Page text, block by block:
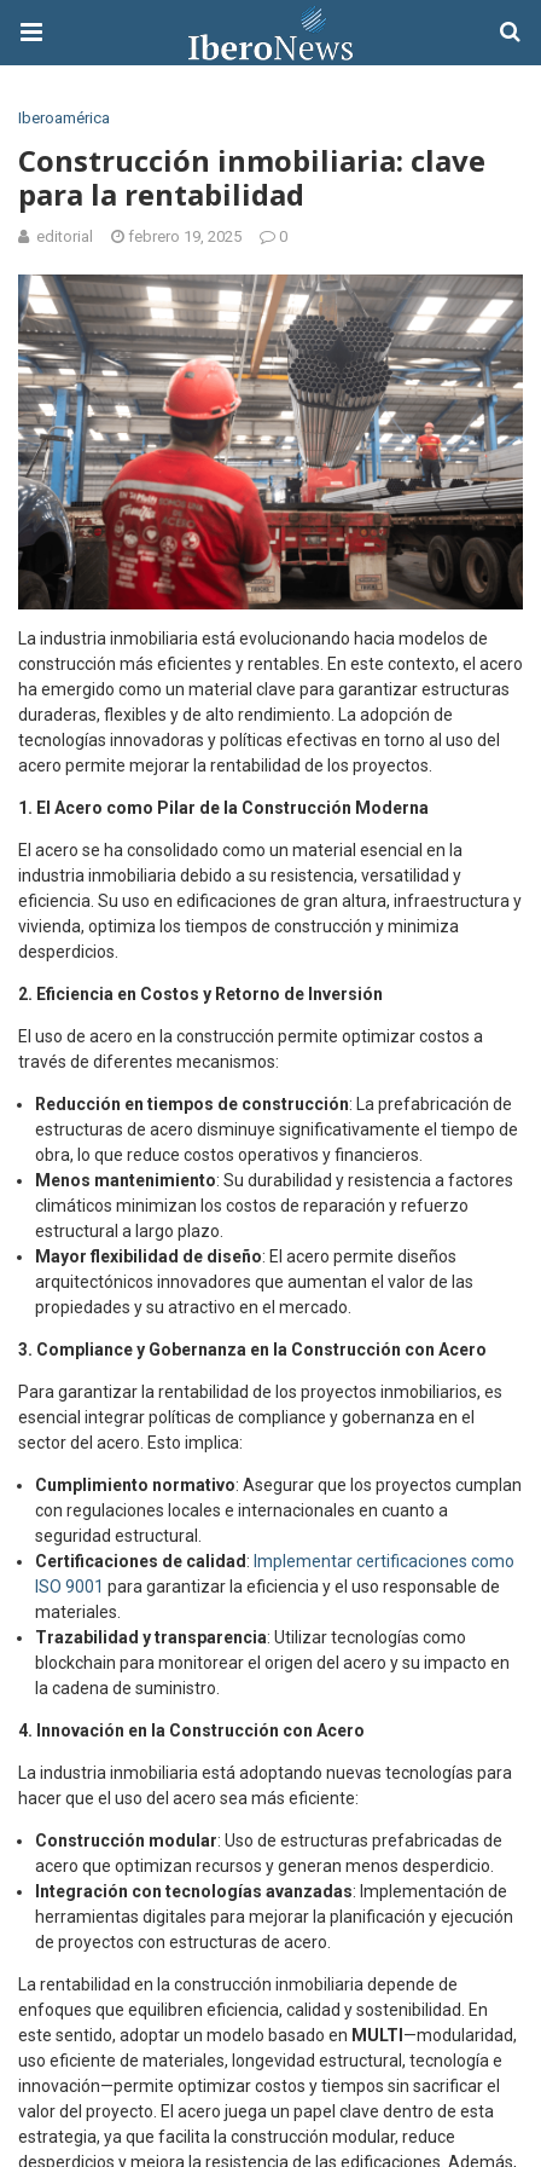
Iberoamérica
Construcción inmobiliaria: clave
para la rentabilidad
editorial febrero 19, 2025 0
La industria inmobiliaria está evolucionando hacia modelos de
construcción más eficientes y rentables. En este contexto, el acero
ha emergido como un material clave para garantizar estructuras
duraderas, flexibles y de alto rendimiento. La adopción de
tecnologías innovadoras y políticas efectivas en torno al uso del
acero permite mejorar la rentabilidad de los proyectos.
1. El Acero como Pilar de la Construcción Moderna
El acero se ha consolidado como un material esencial en la
industria inmobiliaria debido a su resistencia, versatilidad y
eficiencia. Su uso en edificaciones de gran altura, infraestructura y
vivienda, optimiza los tiempos de construcción y minimiza
desperdicios.
2. Eficiencia en Costos y Retorno de Inversión
El uso de acero en la construcción permite optimizar costos a
través de diferentes mecanismos:
Reducción en tiempos de construcción: La prefabricación de
estructuras de acero disminuye significativamente el tiempo de
obra, lo que reduce costos operativos y financieros.
Menos mantenimiento: Su durabilidad y resistencia a factores
climáticos minimizan los costos de reparación y refuerzo
estructural a largo plazo.
Mayor flexibilidad de diseño: El acero permite diseños
arquitectónicos innovadores que aumentan el valor de las
propiedades y su atractivo en el mercado.
3. Compliance y Gobernanza en la Construcción con Acero
Para garantizar la rentabilidad de los proyectos inmobiliarios, es
esencial integrar políticas de compliance y gobernanza en el
sector del acero. Esto implica:
Cumplimiento normativo: Asegurar que los proyectos cumplan
con regulaciones locales e internacionales en cuanto a
seguridad estructural.
Certificaciones de calidad : Implementar certificaciones como
ISO 9001 para garantizar la eficiencia y el uso responsable de
materiales.
Trazabilidad y transparencia: Utilizar tecnologías como
blockchain para monitorear el origen del acero y su impacto en
la cadena de suministro.
4. Innovación en la Construcción con Acero
La industria inmobiliaria está adoptando nuevas tecnologías para
hacer que el uso del acero sea más eficiente:
Construcción modular: Uso de estructuras prefabricadas de
acero que optimizan recursos y generan menos desperdicio.
Integración con tecnologías avanzadas: Implementación de
herramientas digitales para mejorar la planificación y ejecución
de proyectos con estructuras de acero.
La rentabilidad en la construcción inmobiliaria depende de
enfoques que equilibren eficiencia, calidad y sostenibilidad. En
este sentido, adoptar un modelo basado en MULTI —modularidad,
uso eficiente de materiales, longevidad estructural, tecnología e
innovación—permite optimizar costos y tiempos sin sacrificar el
valor del proyecto. El acero juega un papel clave dentro de esta
estrategia, ya que facilita la construcción modular, reduce
desperdicios y mejora la resistencia de las edificaciones. Además,